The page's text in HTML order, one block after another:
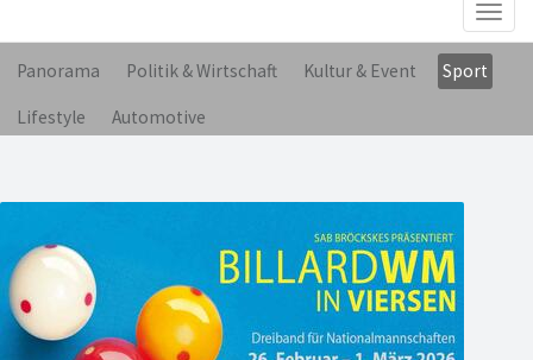
Panorama Politik & Wirtschaft Kultur & Event Sport
Lifestyle Automotive